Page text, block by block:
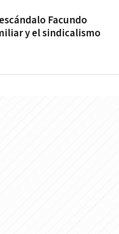
Facundo
y el sindicalismo